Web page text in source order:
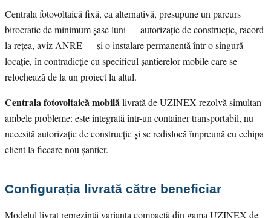
Centrala fotovoltaică fixă, ca alternativă, presupune un parcurs
birocratic de minimum șase luni — autorizație de construcție, racord
la rețea, aviz ANRE — și o instalare permanentă într-o singură
locație, în contradicție cu specificul șantierelor mobile care se
relochează de la un proiect la altul.
Centrala fotovoltaică mobilălivrată de UZINEX rezolvă simultan
ambele probleme: este integrată într-un container transportabil, nu
necesită autorizație de construcție și se redislocă împreună cu echipa
client la fiecare nou șantier.
Configurația livrată către beneficiar
Modelul livrat reprezintă varianta compactă din gama UZINEX de